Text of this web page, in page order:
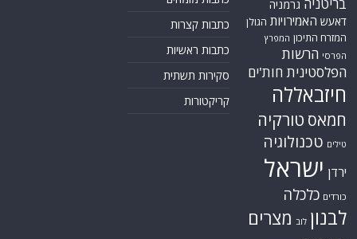
בריטניה גרמניה
דאעש האמירויות הגולן
המזרח התיכון המפרץ
הפרסי הרשות
הפלסטינית חות'ים
חיזבאללה
חמאס טורקיה
טילים טכנולוגיה
ירדן ישראל
כורדים כלכלה
לבנון לוב מצרים
כתבות קצרות
כתבות ראשיות
סקירות תשתית
קריקטורות